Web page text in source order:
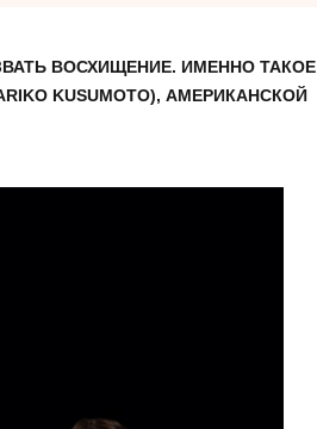
ВОСХИЩЕНИЕ. ИМЕННО ТАКОЕ
KUSUMOTO), АМЕРИКАНСКОЙ